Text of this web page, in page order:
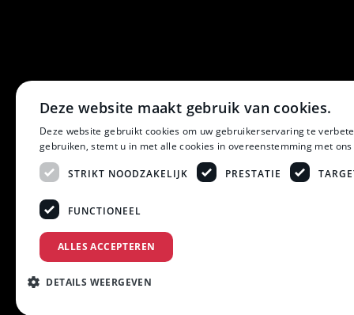
Deze website maakt gebruik van cookies.
Deze website gebruikt cookies om uw gebruikerservaring te
gebruiken, stemt u in met alle cookies in overeenstemming met ons
STRIKT NOODZAKELIJK PRESTATIE
FUNCTIONEEL
ALLES ACCEPTEREN
DETAILS WEERGEVEN